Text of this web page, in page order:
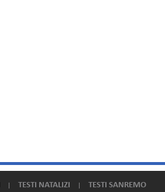
TESTI NATALIZI TESTI SANREMO